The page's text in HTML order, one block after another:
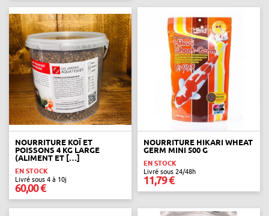
NOURRITURE KOÏ ET
POISSONS 4 KG LARGE
(ALIMENT ET […]
EN STOCK
Livré sous 4 à 10j
60,00 €
NOURRITURE HIKARI WHEAT
GERM MINI 500 G
EN STOCK
Livré sous 24/48h
11,79 €